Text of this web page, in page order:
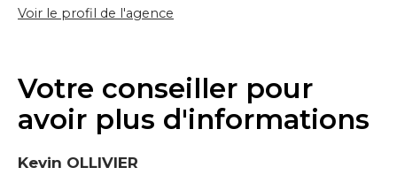
Voir le profil de l'agence
Votre conseiller pour
avoir plus d'informations
Kevin OLLIVIER